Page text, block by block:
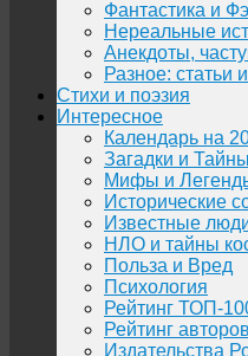
Фантастика и
Нереальные
Анекдоты,
Разное: статьи
Стихи и поэзия
Интересное
Календарь на
Загадки и Тайны
Мифы и
Исторические
Известные
НЛО и тайны
Польза и Вред
Психология
Рейтинг ТОП-
Рейтинг
Издательства